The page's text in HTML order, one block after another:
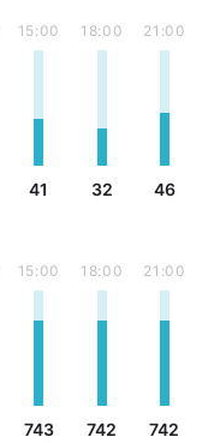
15:00
41
18:00
32
21:00
46
15:00
743
18:00
742
21:00
742